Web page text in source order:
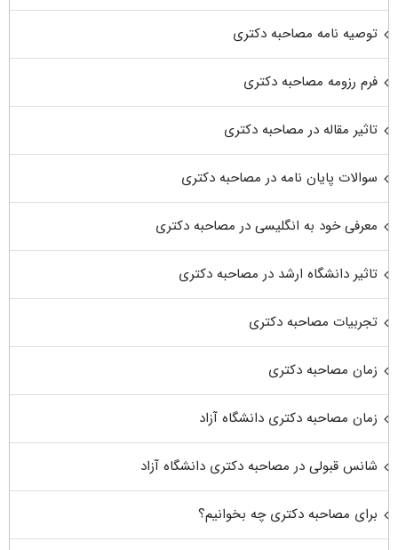
توصیه نامه مصاحبه دکتری
فرم رزومه مصاحبه دکتری
تاثیر مقاله در مصاحبه دکتری
سوالات پایان نامه در مصاحبه دکتری
معرفی خود به انگلیسی در مصاحبه دکتری
تاثیر دانشگاه ارشد در مصاحبه دکتری
تجربیات مصاحبه دکتری
زمان مصاحبه دکتری
زمان مصاحبه دکتری دانشگاه آزاد
شانس قبولی در مصاحبه دکتری دانشگاه آزاد
برای مصاحبه دکتری چه بخوانیم؟